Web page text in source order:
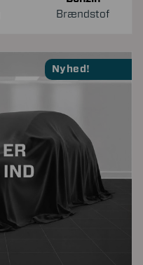
Brændstof
Nyhed!